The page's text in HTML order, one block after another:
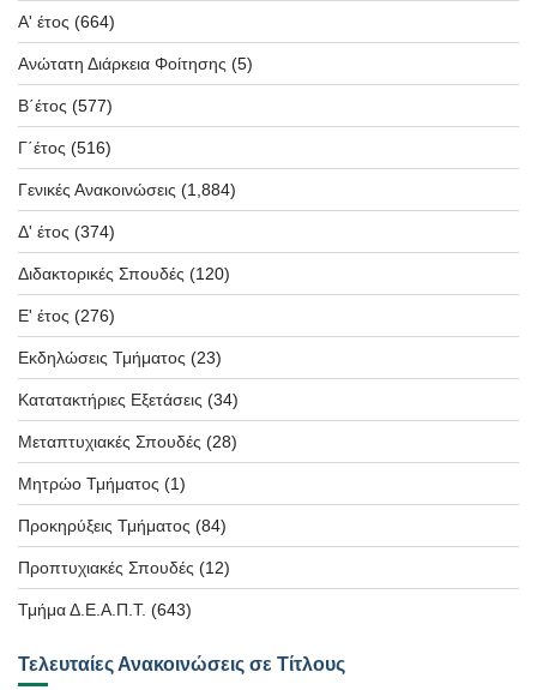
Α' έτος (664)
Ανώτατη Διάρκεια Φοίτησης (5)
Β΄έτος (577)
Γ΄έτος (516)
Γενικές Ανακοινώσεις (1,884)
Δ' έτος (374)
Διδακτορικές Σπουδές (120)
Ε' έτος (276)
Εκδηλώσεις Τμήματος (23)
Κατατακτήριες Εξετάσεις (34)
Μεταπτυχιακές Σπουδές (28)
Μητρώο Τμήματος (1)
Προκηρύξεις Τμήματος (84)
Προπτυχιακές Σπουδές (12)
Τμήμα Δ.Ε.Α.Π.Τ. (643)
Τελευταίες Ανακοινώσεις σε Τίτλους